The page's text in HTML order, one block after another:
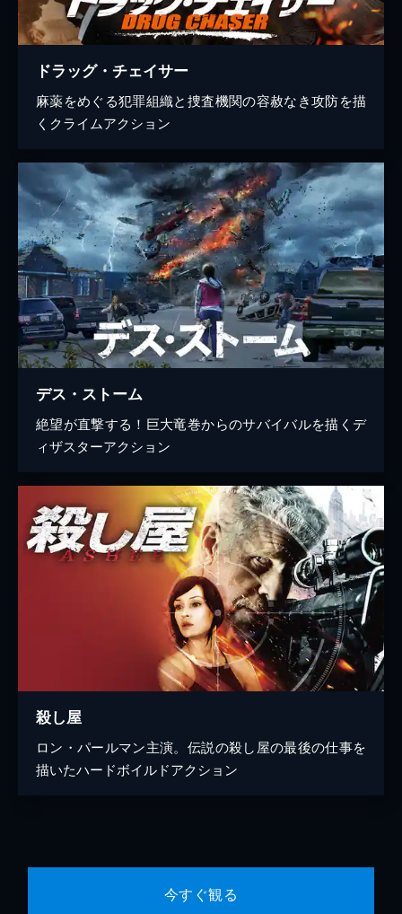
ドラッグ・チェイサー
麻薬をめぐる犯罪組織と捜査機関の容赦なき攻防を描
くクライムアクション
デス・ストーム
絶望が直撃する！巨大竜巻からのサバイバルを描くデ
ィザスターアクション
殺し屋
ロン・パールマン主演。伝説の殺し屋の最後の仕事を
描いたハードボイルドアクション
今すぐ観る